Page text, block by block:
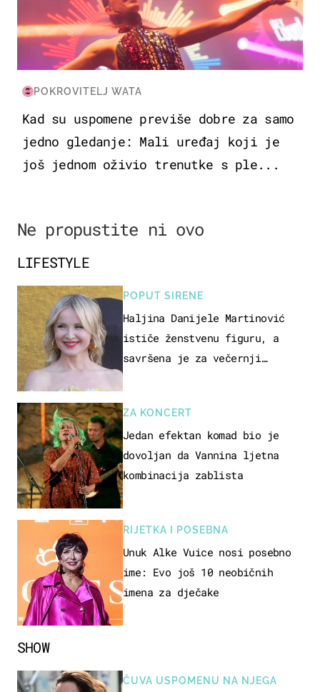
POKROVITELJ WATA
Kad su uspomene previše dobre za samo
jedno gledanje: Mali uređaj koji je
još jednom oživio trenutke s ple...
Ne propustite ni ovo
SHOW
ČUVA USPOMENU NA NJEGA
LIFESTYLE
POPUT SIRENE
Haljina Danijele Martinović
ističe ženstvenu figuru, a
savršena je za večernji
ZA KONCERT
Jedan efektan komad bio je
dovoljan da Vannina ljetna
kombinacija zablista
RIJETKA I POSEBNA
Unuk Alke Vuice nosi posebno
ime: Evo još 10 neobičnih
imena za dječake